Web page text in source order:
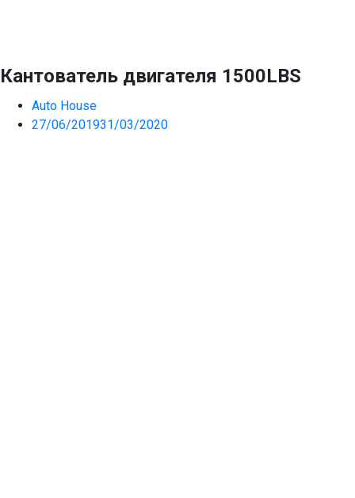
Кантователь двигателя 1500LBS
Auto House
27/06/201931/03/2020